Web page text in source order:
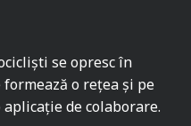
se opresc în
formează o rețea și pe
de colaborare.